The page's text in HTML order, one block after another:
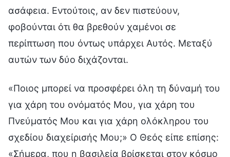
ασάφεια. Εντούτοις, αν δεν πιστεύουν,
φοβούνται ότι θα βρεθούν χαμένοι σε
περίπτωση που όντως υπάρχει Αυτός. Μεταξύ
αυτών των δύο διχάζονται.
«Ποιος μπορεί να προσφέρει όλη τη δύναμή του
για χάρη του ονόματός Μου, για χάρη του
Πνεύματός Μου και για χάρη ολόκληρου του
σχεδίου διαχείρισής Μου;» Ο Θεός είπε επίσης:
«Σήμερα, που η βασιλεία βρίσκεται στον κόσμο